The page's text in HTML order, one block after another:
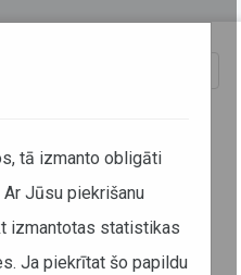
mainīts divu
tā izmanto obligāti
Jūsu piekrišanu
izmantotas statistikas
Ja piekrītat šo papildu